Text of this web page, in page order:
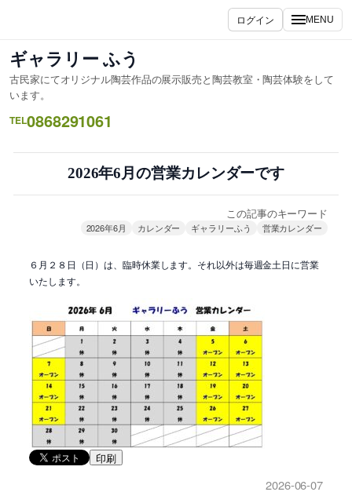
ス
キ
ッ
プ
ログイン MENU
ギャラリー ふう
古民家にてオリジナル陶芸作品の展示販売と陶芸教室・陶芸体験をして
います。
TEL0868291061
2026年6月の営業カレンダーです
この記事のキーワード
2026年6月 カレンダー ギャラリーふう 営業カレンダー
６月２８日（日）は、臨時休業します。それ以外は毎週金土日に営業
いたします。
印刷
2026-06-07